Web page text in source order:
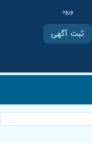
ثبت آگهی